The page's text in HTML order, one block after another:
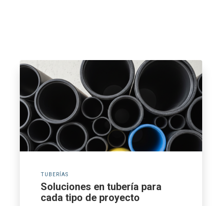
TUBERÍAS
Soluciones en tubería para
cada tipo de proyecto